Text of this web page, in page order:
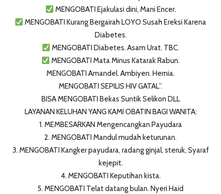
MENGOBATI Ejakulasi dini, Mani Encer.
MENGOBATI Kurang Bergairah LOYO Susah Ereksi Karena
Diabetes.
MENGOBATI Diabetes. Asam Urat. TBC.
MENGOBATI Mata Minus Katarak Rabun.
MENGOBATI Amandel. Ambiyen. Hernia.
MENGOBATI SEPILIS HIV GATAL”.
BISA MENGOBATI Bekas Suntik Selikon DLL
LAYANAN KELUHAN YANG KAMI OBATIN BAGI WANITA:
1. MEMBESARKAN Mengencangkan Payudara
2. MENGOBATI Mandul mudah keturunan.
3. MENGOBATI Kangker payudara, radang ginjal, steruk, Syaraf
kejepit.
4. MENGOBATI Keputihan kista.
5. MENGOBATI Telat datang bulan. Nyeri Haid